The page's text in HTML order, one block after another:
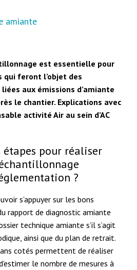
amiante
est essentielle pour
feront l’objet des
aux émissions d’amiante
le chantier. Explications avec
activité Air au sein d’AC
étapes pour réaliser
?
s’appuyer sur les bons
rapport de diagnostic amiante
technique amiante s’il s’agit
ainsi que du plan de retrait.
cotés permettent de réaliser
le nombre de mesures à